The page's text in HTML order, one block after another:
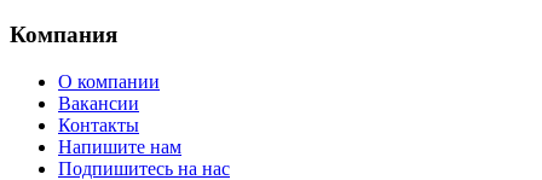
Компания
О компании
Вакансии
Контакты
Напишите нам
Подпишитесь на нас